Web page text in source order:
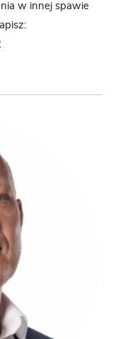
w innej spawie